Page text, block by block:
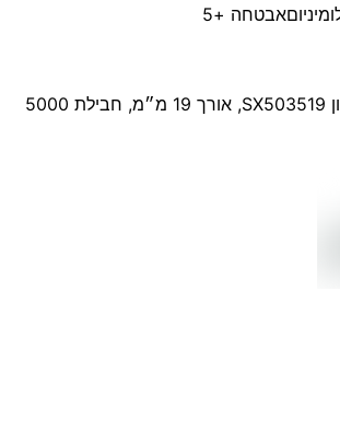
אבטחה +5